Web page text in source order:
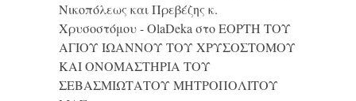
Νικοπόλεως και Πρεβέζης κ.
Χρυσοστόμου - OlaDeka στοΕΟΡΤΗ ΤΟΥ
ΑΓΙΟΥ ΙΩΑΝΝΟΥ ΤΟΥ ΧΡΥΣΟΣΤΟΜΟΥ
ΚΑΙ ONΟΜΑΣΤΗΡΙΑ ΤΟΥ
ΣΕΒΑΣΜΙΩΤΑΤΟΥ ΜΗΤΡΟΠΟΛΙΤΟΥ